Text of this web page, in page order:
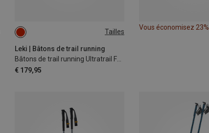
Tailles
Leki | Bâtons de trail running
Bâtons de trail running Ultratrail FX.One
€ 179,95
105CM
Vous économisez 23%